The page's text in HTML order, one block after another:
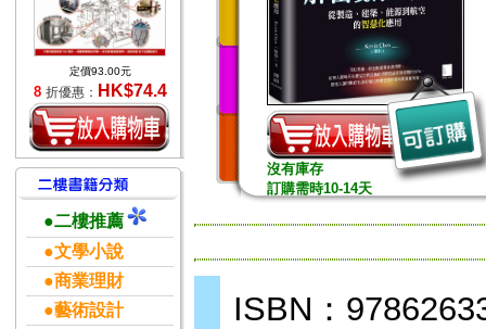
定價93.00元
8 折優惠： HK$74.4
●二樓推薦
●文學小說
●商業理財
●藝術設計
沒有庫存
訂購需時10-14天
ISBN：